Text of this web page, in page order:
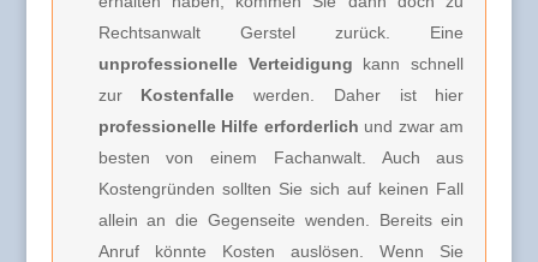
Rechtsanwalt Gerstel zurück. Eine
unprofessionelle Verteidigung kann schnell
zur Kostenfalle werden. Daher ist hier
professionelle Hilfe erforderlich und zwar am
besten von einem Fachanwalt. Auch aus
Kostengründen sollten Sie sich auf keinen Fall
allein an die Gegenseite wenden. Bereits ein
Anruf könnte Kosten auslösen. Wenn Sie